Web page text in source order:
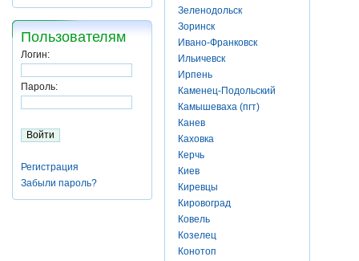
Пользователям
Логин:
Пароль:
Регистрация
Забыли пароль?
Зеленодольск
Зоринск
Ивано-Франковск
Ильичевск
Ирпень
Каменец-Подольский
Камышеваха (пгт)
Канев
Каховка
Керчь
Киев
Киревцы
Кировоград
Ковель
Козелец
Конотоп